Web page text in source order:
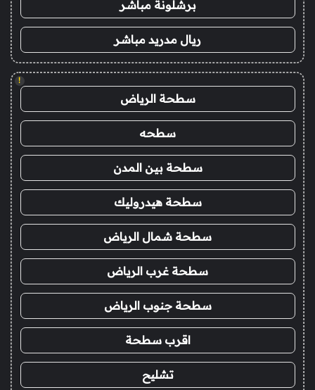
برشلونة مباشر
ريال مدريد مباشر
!
سطحة الرياض
سطحه
سطحة بين المدن
سطحة هيدروليك
سطحة شمال الرياض
سطحة غرب الرياض
سطحة جنوب الرياض
اقرب سطحة
تشليح